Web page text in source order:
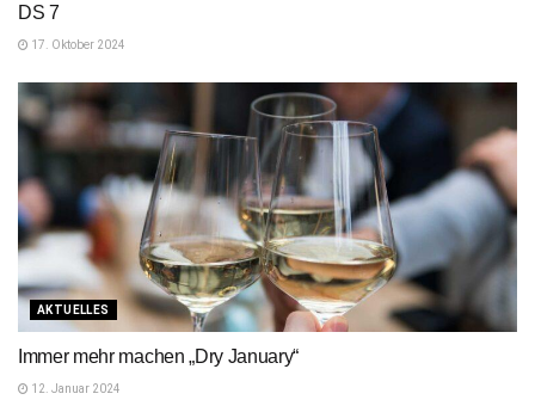
DS 7
17. Oktober 2024
AKTUELLES
Immer mehr machen „Dry January“
12. Januar 2024